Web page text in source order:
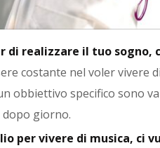
di realizzare il tuo sogno,
costante nel voler vivere
obbiettivo specifico sono
giorno.
per vivere di musica, ci